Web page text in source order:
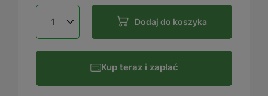
Dodaj do koszyka
Kup teraz i zapłać